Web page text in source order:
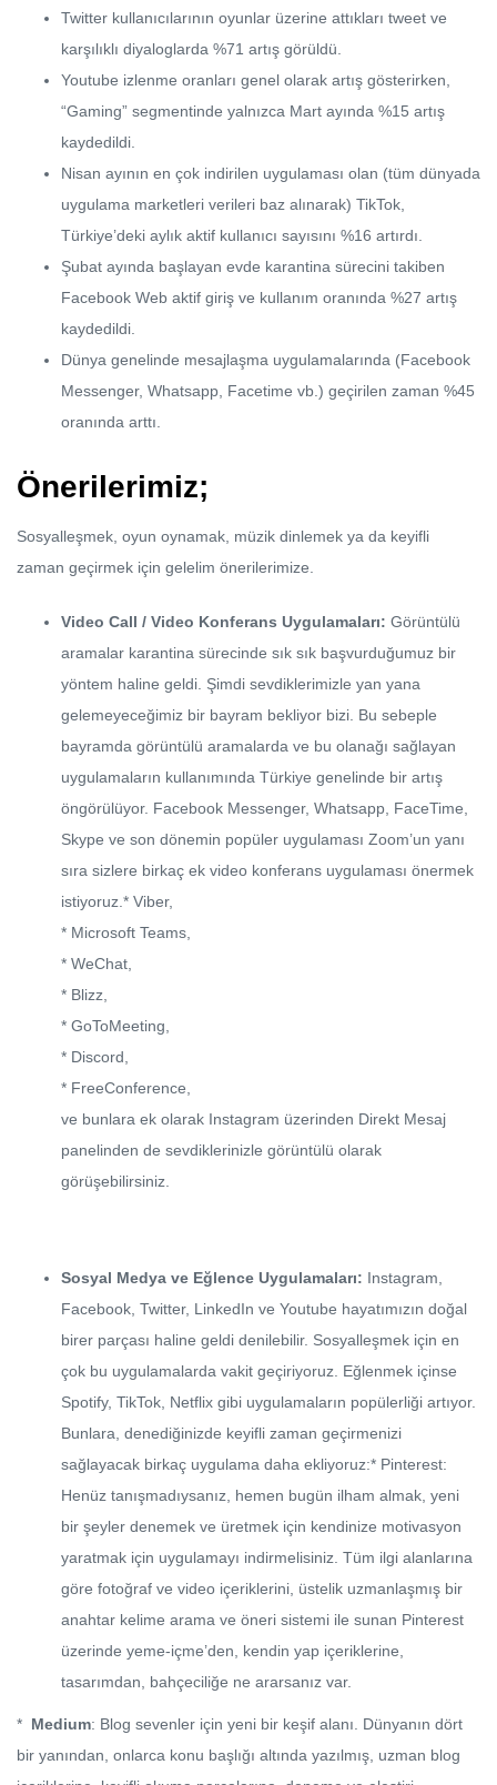
Twitter kullanıcılarının oyunlar üzerine attıkları tweet ve
karşılıklı diyaloglarda %71 artış görüldü.
Youtube izlenme oranları genel olarak artış gösterirken,
“Gaming” segmentinde yalnızca Mart ayında %15 artış
kaydedildi.
Nisan ayının en çok indirilen uygulaması olan (tüm dünyada
uygulama marketleri verileri baz alınarak) TikTok,
Türkiye’deki aylık aktif kullanıcı sayısını %16 artırdı.
Şubat ayında başlayan evde karantina sürecini takiben
Facebook Web aktif giriş ve kullanım oranında %27 artış
kaydedildi.
Dünya genelinde mesajlaşma uygulamalarında (Facebook
Messenger, Whatsapp, Facetime vb.) geçirilen zaman %45
oranında arttı.
Önerilerimiz;
Sosyalleşmek, oyun oynamak, müzik dinlemek ya da keyifli
zaman geçirmek için gelelim önerilerimize.
Video Call / Video Konferans Uygulamaları: Görüntülü
aramalar karantina sürecinde sık sık başvurduğumuz bir
yöntem haline geldi. Şimdi sevdiklerimizle yan yana
gelemeyeceğimiz bir bayram bekliyor bizi. Bu sebeple
bayramda görüntülü aramalarda ve bu olanağı sağlayan
uygulamaların kullanımında Türkiye genelinde bir artış
öngörülüyor. Facebook Messenger, Whatsapp, FaceTime,
Skype ve son dönemin popüler uygulaması Zoom’un yanı
sıra sizlere birkaç ek video konferans uygulaması önermek
istiyoruz.* Viber,
* Microsoft Teams,
* WeChat,
* Blizz,
* GoToMeeting,
* Discord,
* FreeConference,
ve bunlara ek olarak Instagram üzerinden Direkt Mesaj
panelinden de sevdiklerinizle görüntülü olarak
görüşebilirsiniz.
Sosyal Medya ve Eğlence Uygulamaları: Instagram,
Facebook, Twitter, LinkedIn ve Youtube hayatımızın doğal
birer parçası haline geldi denilebilir. Sosyalleşmek için en
çok bu uygulamalarda vakit geçiriyoruz. Eğlenmek içinse
Spotify, TikTok, Netflix gibi uygulamaların popülerliği artıyor.
Bunlara, denediğinizde keyifli zaman geçirmenizi
sağlayacak birkaç uygulama daha ekliyoruz:* Pinterest:
Henüz tanışmadıysanız, hemen bugün ilham almak, yeni
bir şeyler denemek ve üretmek için kendinize motivasyon
yaratmak için uygulamayı indirmelisiniz. Tüm ilgi alanlarına
göre fotoğraf ve video içeriklerini, üstelik uzmanlaşmış bir
anahtar kelime arama ve öneri sistemi ile sunan Pinterest
üzerinde yeme-içme’den, kendin yap içeriklerine,
tasarımdan, bahçeciliğe ne ararsanız var.
* Medium: Blog sevenler için yeni bir keşif alanı. Dünyanın dört
bir yanından, onlarca konu başlığı altında yazılmış, uzman blog